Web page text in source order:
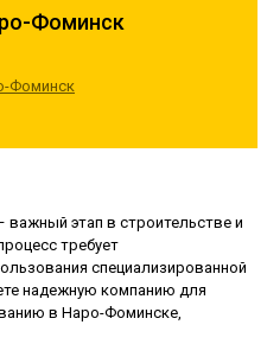
Фоминск
Фоминск
этап в строительстве и
требует
специализированной
надежную компанию для
в Наро-Фоминске,